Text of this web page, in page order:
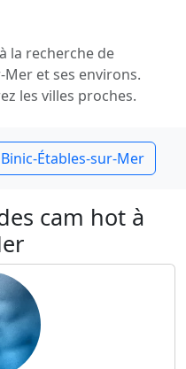
la recherche de
et ses environs.
les villes proches.
Étables-sur-Mer
cam hot à